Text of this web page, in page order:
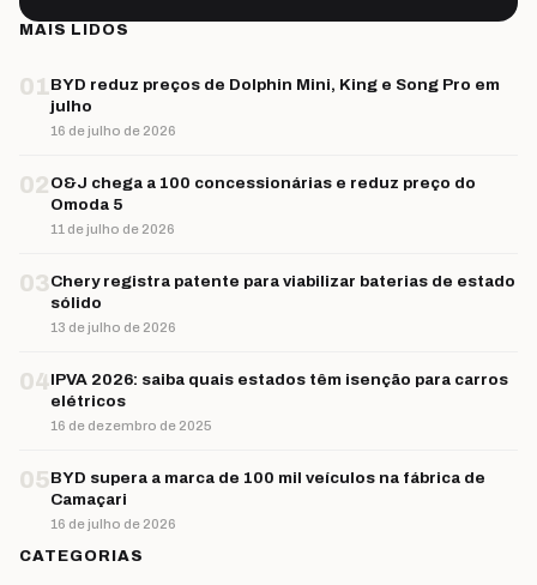
MAIS LIDOS
01BYD reduz preços de Dolphin Mini, King e Song Pro em
julho
16 de julho de 2026
02 O&J chega a 100 concessionárias e reduz preço do
Omoda 5
11 de julho de 2026
03Chery registra patente para viabilizar baterias de estado
sólido
13 de julho de 2026
04IPVA 2026: saiba quais estados têm isenção para carros
elétricos
16 de dezembro de 2025
05BYD supera a marca de 100 mil veículos na fábrica de
Camaçari
16 de julho de 2026
CATEGORIAS